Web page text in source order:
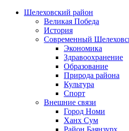
Шелеховский район
Великая Победа
История
Современный
Экономика
Здравоохранение
Образование
Природа района
Культура
Спорт
Внешние связи
Город Номи
Ханх Сум
Район Баянзурх